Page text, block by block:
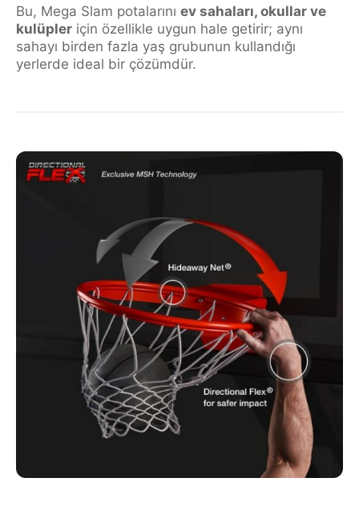
Bu, Mega Slam potalarını ev sahaları, okullar ve
kulüpler için özellikle uygun hale getirir; aynı
sahayı birden fazla yaş grubunun kullandığı
yerlerde ideal bir çözümdür.